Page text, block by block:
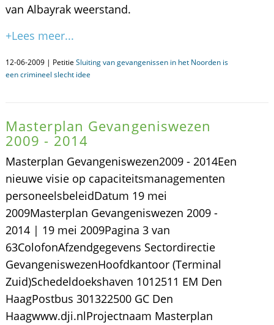
van Albayrak weerstand.
+Lees meer...
12-06-2009 | Petitie Sluiting van gevangenissen in het Noorden is
een crimineel slecht idee
Masterplan Gevangeniswezen
2009 - 2014
Masterplan Gevangeniswezen2009 - 2014Een
nieuwe visie op capaciteitsmanagementen
personeelsbeleidDatum 19 mei
2009Masterplan Gevangeniswezen 2009 -
2014 | 19 mei 2009Pagina 3 van
63ColofonAfzendgegevens Sectordirectie
GevangeniswezenHoofdkantoor (Terminal
Zuid)Schedeldoekshaven 1012511 EM Den
HaagPostbus 301322500 GC Den
Haagwww.dji.nlProjectnaam Masterplan